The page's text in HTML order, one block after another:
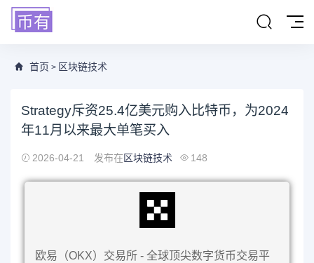
首页 > 区块链技术
Strategy斥资25.4亿美元购入比特币，为2024
年11月以来最大单笔买入
2026-04-21 发布在区块链技术 148
欧易（OKX）交易所 - 全球顶尖数字货币交易平